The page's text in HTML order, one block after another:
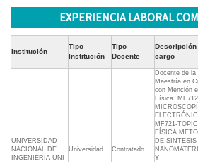
EXPERIENCIA LABORAL
Institución
Tipo
Institución
Tipo
Docente
Descripción
cargo
UNIVERSIDAD
NACIONAL DE
INGENIERIA UNI
Universidad Contratado
Docente de la
Maestría en
con Mención
Física.
MF721-
FÍSICA
DE SINTESIS
Y